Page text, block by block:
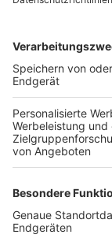
TOP-VEREINE
TOP-